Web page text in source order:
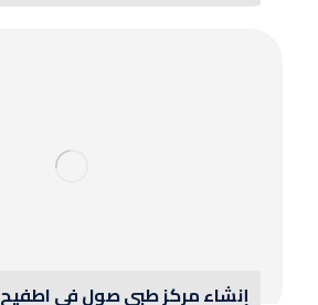
إنشاء مركز طبي صول في اطفيح